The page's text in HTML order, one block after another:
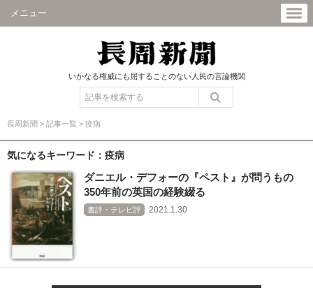
メニュー
いかなる権威にも屈することのない人民の言論機関
長周新聞 > 記事一覧 > 疫病
気になるキーワード：疫病
ダニエル・デフォーの『ペスト』が問うもの
350年前の英国の経験綴る
書評・テレビ評 2021.1.30